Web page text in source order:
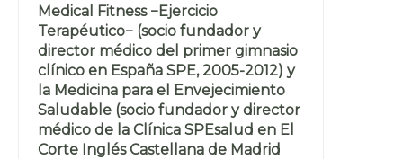
Medical Fitness −Ejercicio
Terapéutico− (socio fundador y
director médico del primer gimnasio
clínico en España SPE, 2005-2012) y
la Medicina para el Envejecimiento
Saludable (socio fundador y director
médico de la Clínica SPEsalud en El
Corte Inglés Castellana de Madrid